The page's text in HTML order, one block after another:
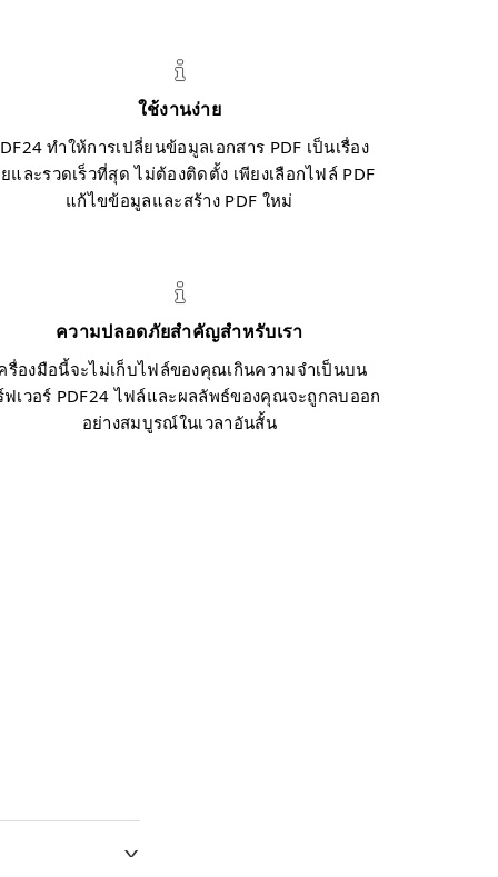
ใช้งานง่าย
ทำให้การเปลี่ยนข้อมูลเอกสาร PDF เป็นเรื่อง
และรวดเร็วที่สุด ไม่ต้องติดตั้ง เพียงเลือกไฟล์ PDF
แก้ไขข้อมูลและสร้าง PDF ใหม่
ความปลอดภัยสำคัญสำหรับเรา
รื่องมือนี้จะไม่เก็บไฟล์ของคุณเกินความจำเป็นบน
ฟเวอร์ PDF24 ไฟล์และผลลัพธ์ของคุณจะถูกลบออก
อย่างสมบูรณ์ในเวลาอันสั้น